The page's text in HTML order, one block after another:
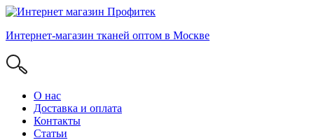
Интернет-магазин тканей оптом в Москве
О нас
Доставка и оплата
Контакты
Статьи